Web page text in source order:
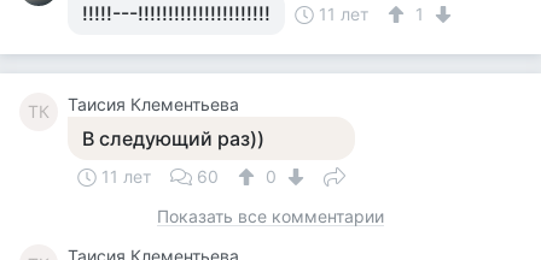
!!!!!---!!!!!!!!!!!!!!!!!!!!!! 11 лет 1
ТК Таисия Клементьева
В следующий раз))
11 лет 60
0
Показать все комментарии
Таисия Клементьева